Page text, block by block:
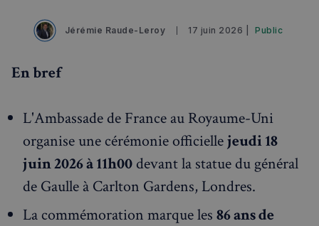
Jérémie Raude-Leroy 17 juin 2026 | Public
En bref
L'Ambassade de France au Royaume-Uni
organise une cérémonie officiellejeudi 18
juin 2026 à 11h00 devant la statue du général
de Gaulle à Carlton Gardens, Londres.
La commémoration marque les 86 ans de